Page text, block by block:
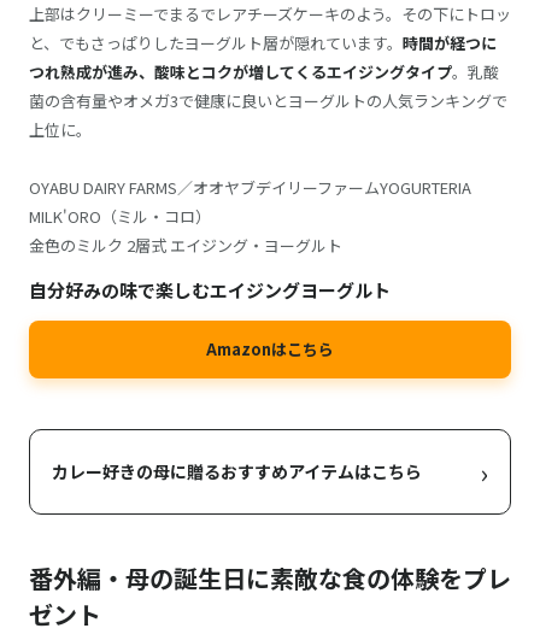
上部はクリーミーでまるでレアチーズケーキのよう。その下にトロッ
と、でもさっぱりしたヨーグルト層が隠れています。 時間が経つに
つれ熟成が進み、酸味とコクが増してくるエイジングタイプ。乳酸
菌の含有量やオメガ3で健康に良いとヨーグルトの人気ランキングで
上位に。
OYABU DAIRY FARMS／オオヤブデイリーファームYOGURTERIA
MILK'ORO（ミル・コロ）
金色のミルク 2層式 エイジング・ヨーグルト
自分好みの味で楽しむエイジングヨーグルト
Amazonはこちら
カレー好きの母に贈るおすすめアイテムはこちら ›
番外編・母の誕生日に素敵な食の体験をプレ
ゼント